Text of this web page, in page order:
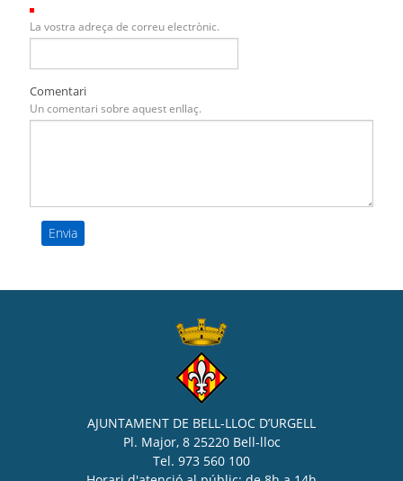
La vostra adreça de correu electrònic.
Comentari
Un comentari sobre aquest enllaç.
AJUNTAMENT DE BELL-LLOC D’URGELL
Pl. Major, 8 25220 Bell-lloc
Tel. 973 560 100